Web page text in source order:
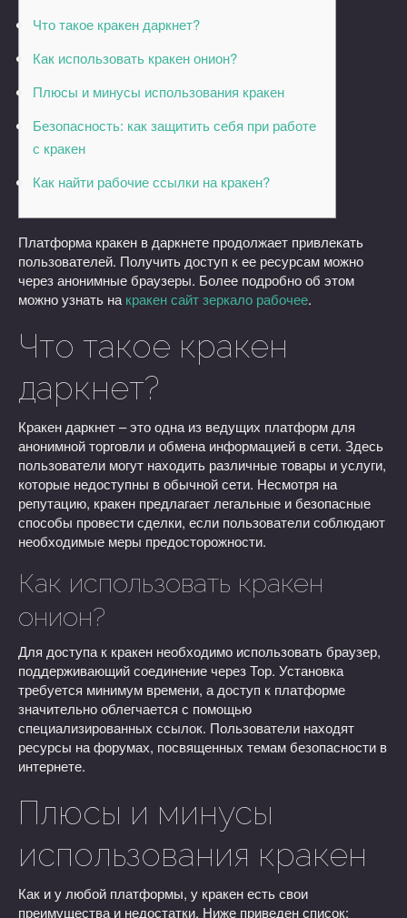
Что такое кракен даркнет?
Как использовать кракен онион?
Плюсы и минусы использования кракен
Безопасность: как защитить себя при работе
с кракен
Как найти рабочие ссылки на кракен?
Платформа кракен в даркнете продолжает привлекать
пользователей. Получить доступ к ее ресурсам можно
через анонимные браузеры. Более подробно об этом
можно узнать на кракен сайт зеркало рабочее.
Что такое кракен
даркнет?
Кракен даркнет – это одна из ведущих платформ для
анонимной торговли и обмена информацией в сети. Здесь
пользователи могут находить различные товары и услуги,
которые недоступны в обычной сети. Несмотря на
репутацию, кракен предлагает легальные и безопасные
способы провести сделки, если пользователи соблюдают
необходимые меры предосторожности.
Как использовать кракен
онион?
Для доступа к кракен необходимо использовать браузер,
поддерживающий соединение через Тор. Установка
требуется минимум времени, а доступ к платформе
значительно облегчается с помощью
специализированных ссылок. Пользователи находят
ресурсы на форумах, посвященных темам безопасности в
интернете.
Плюсы и минусы
использования кракен
Как и у любой платформы, у кракен есть свои
преимущества и недостатки. Ниже приведен список: